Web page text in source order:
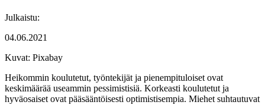
Julkaistu:
04.06.2021
Kuvat: Pixabay
Heikommin koulutetut, työntekijät ja pienempituloiset ovat
keskimäärää useammin pessimistisiä. Korkeasti koulutetut ja
hyväosaiset ovat pääsääntöisesti optimistisempia. Miehet suhtautuvat